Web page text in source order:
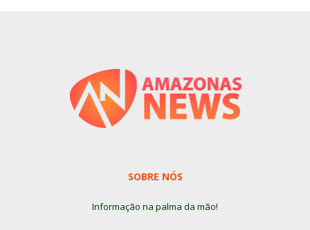
SOBRE NÓS
Informação na palma da mão!